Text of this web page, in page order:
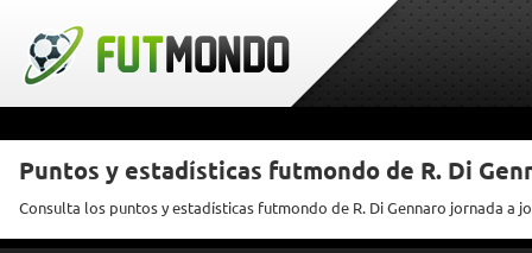
Puntos y estadísticas futmondo de R. Di
Consulta los puntos y estadísticas futmondo de R. Di Gennaro jornada a